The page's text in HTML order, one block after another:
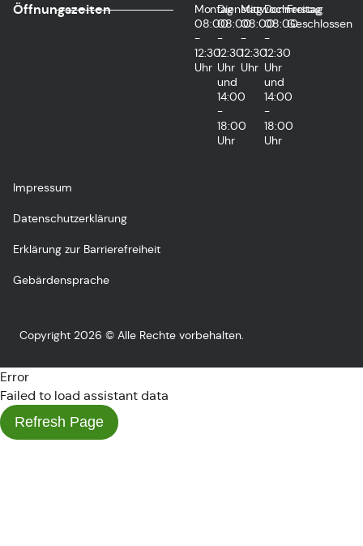
Öffnungszeiten
Montag
08:00
-
12:30
Uhr
Dienstag
08:00
-
12:30
Uhr
und
14:00
-
18:00
Uhr
Mittwoch
08:00
-
12:30
Uhr
Donnerstag
08:00
-
12:30
Uhr
und
14:00
-
18:00
Uhr
Freitag
Geschlossen
Impressum
Datenschutzerklärung
Erklärung zur Barrierefreiheit
Gebärdensprache
Copyright 2026 © Alle Rechte vorbehalten.
Error
Failed to load assistant data
Refresh Page